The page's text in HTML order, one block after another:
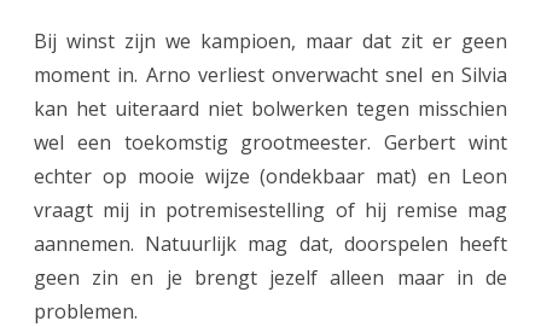
Bij winst zijn we kampioen, maar dat zit er geen
moment in. Arno verliest onverwacht snel en Silvia
kan het uiteraard niet bolwerken tegen misschien
wel een toekomstig grootmeester. Gerbert wint
echter op mooie wijze (ondekbaar mat) en Leon
vraagt mij in potremisestelling of hij remise mag
aannemen. Natuurlijk mag dat, doorspelen heeft
geen zin en je brengt jezelf alleen maar in de
problemen.